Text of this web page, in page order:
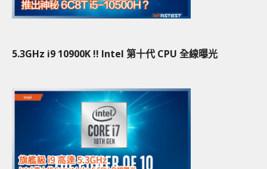
5.3GHz i9 10900K !! Intel 第十代 CPU 全線曝光